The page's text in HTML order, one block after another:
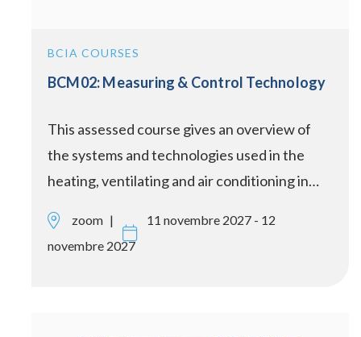
BCIA COURSES
BCM02: Measuring & Control Technology
This assessed course gives an overview of
the systems and technologies used in the
heating, ventilating and air conditioning in…
zoom
11 novembre 2027 - 12
novembre 2027